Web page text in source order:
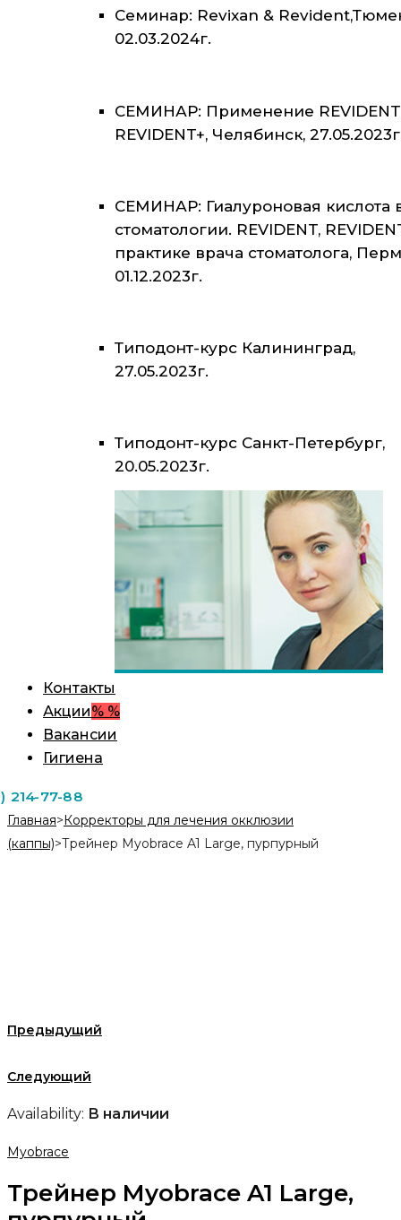
Семинар: Revixan &
02.03.2024г.
СЕМИНАР: Применение
REVIDENT+, Челябинск,
СЕМИНАР: Гиалуроновая кислота
стоматологии. REVIDENT,
практике врача стоматолога,
01.12.2023г.
Типодонт-курс Калининград,
27.05.2023г.
Типодонт-курс Санкт-Петербург,
20.05.2023г.
Контакты
Акции% %
Вакансии
Гигиена
214-77-88
Главная> Корректоры для лечения окклюзии
(каппы)>Трейнер Myobrace A1 Large, пурпурный
Предыдущий
Следующий
Availability: В наличии
Myobrace
Трейнер Myobrace A1 Large,